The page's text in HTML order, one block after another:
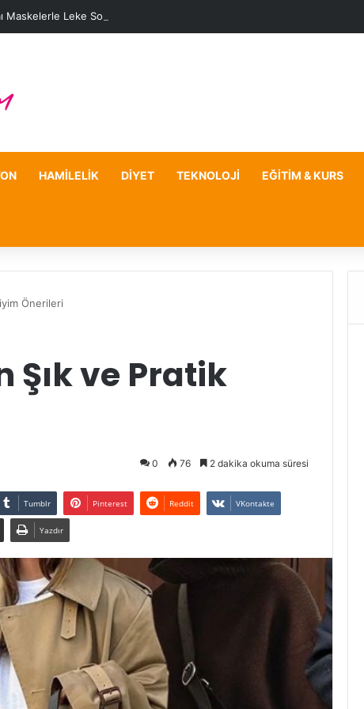
Maskelerle Leke Sorununa Çözüm Önerileri
HAMILELIK DIYET TEKNOLOJI EĞITIM & KURS
Önerileri
Şık ve Pratik
0 76 2 dakika okuma süresi
Tumblr Pinterest Reddit VKontakte
Yazdır